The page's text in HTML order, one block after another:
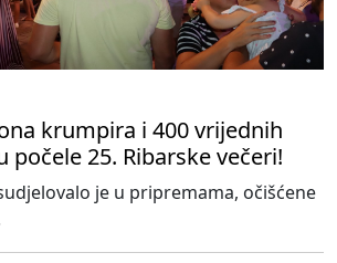
krumpira i 400 vrijednih
počele 25. Ribarske večeri!
je u pripremama, očišćene